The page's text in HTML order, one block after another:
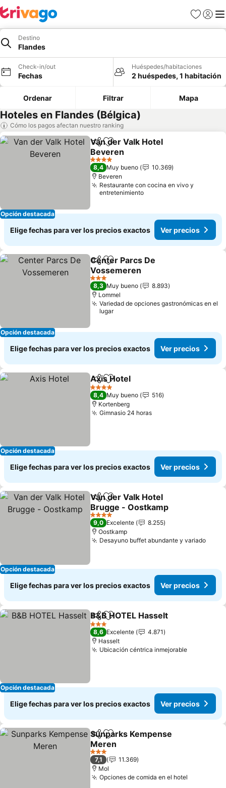
Favoritos
Iniciar
Destino
Flandes
Check-in/out
Fechas
Huéspedes/habitaciones
2 huéspedes, 1 habitación
Ordenar Filtrar Mapa
Hoteles en Flandes (Bélgica)
Cómo los pagos afectan nuestro ranking
Opción destacada
CompartirAgregar a favoritos
Van der Valk Hotel
Beveren
4 Estrellas
8,4 Muy bueno
10.369
Beveren
Restaurante con cocina en vivo y
entretenimiento
Elige fechas para ver los precios exactos Ver precios
Opción destacada
CompartirAgregar a favoritos
Center Parcs De
Vossemeren
3 Estrellas
8,3 Muy bueno
8.893
Lommel
Variedad de opciones gastronómicas en el
lugar
Elige fechas para ver los precios exactos Ver precios
Opción destacada
CompartirAgregar a favoritos
Axis Hotel
4 Estrellas
8,4 Muy bueno
516
Kortenberg
Gimnasio 24 horas
Elige fechas para ver los precios exactos Ver precios
Opción destacada
CompartirAgregar a favoritos
Van der Valk Hotel
Brugge - Oostkamp
4 Estrellas
9,0 Excelente
8.255
Oostkamp
Desayuno buffet abundante y variado
Elige fechas para ver los precios exactos Ver precios
Opción destacada
CompartirAgregar a favoritos
B&B HOTEL Hasselt
3 Estrellas
8,6 Excelente
4.871
Hasselt
Ubicación céntrica inmejorable
Elige fechas para ver los precios exactos Ver precios
CompartirAgregar a favoritos
Sunparks Kempense
Meren
3 Estrellas
7,1
11.369
Mol
Opciones de comida en el hotel